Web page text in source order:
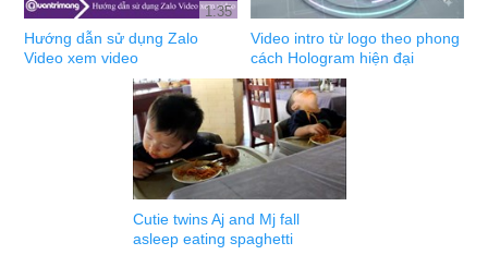
1:35
Hướng dẫn sử dụng Zalo
Video xem video
Video intro từ logo theo phong
cách Hologram hiện đại
Cutie twins Aj and Mj fall
asleep eating spaghetti